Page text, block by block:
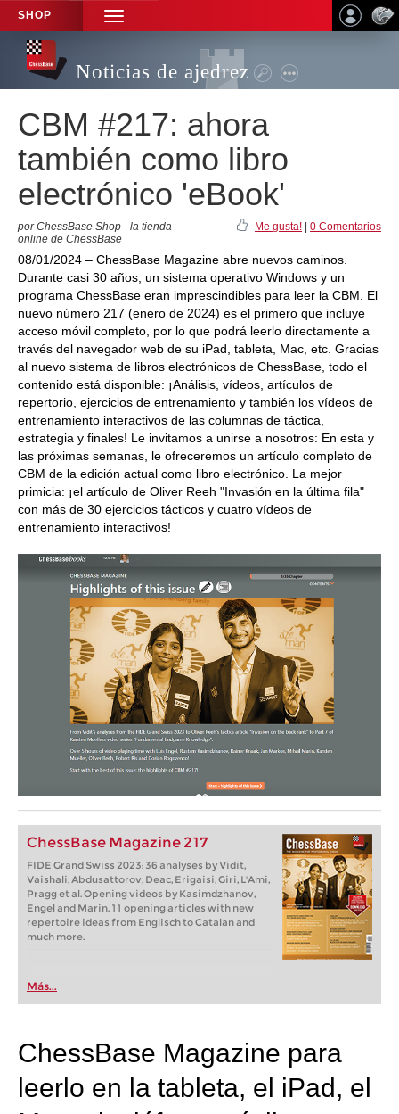
SHOP
TOGGLE
NAVIGATION
Noticias de ajedrez
CBM #217: ahora
también como libro
electrónico 'eBook'
por ChessBase Shop - la tienda
online de ChessBase
Me gusta! 0 Comentarios
08/01/2024 – ChessBase Magazine abre nuevos caminos.
Durante casi 30 años, un sistema operativo Windows y un
programa ChessBase eran imprescindibles para leer la CBM. El
nuevo número 217 (enero de 2024) es el primero que incluye
acceso móvil completo, por lo que podrá leerlo directamente a
través del navegador web de su iPad, tableta, Mac, etc. Gracias
al nuevo sistema de libros electrónicos de ChessBase, todo el
contenido está disponible: ¡Análisis, vídeos, artículos de
repertorio, ejercicios de entrenamiento y también los vídeos de
entrenamiento interactivos de las columnas de táctica,
estrategia y finales! Le invitamos a unirse a nosotros: En esta y
las próximas semanas, le ofreceremos un artículo completo de
CBM de la edición actual como libro electrónico. La mejor
primicia: ¡el artículo de Oliver Reeh "Invasión en la última fila"
con más de 30 ejercicios tácticos y cuatro vídeos de
entrenamiento interactivos!
ChessBase Magazine 217
FIDE Grand Swiss 2023: 36 analyses by Vidit,
Vaishali, Abdusattorov, Deac, Erigaisi, Giri, L'Ami,
Pragg et al. Opening videos by Kasimdzhanov,
Engel and Marin. 11 opening articles with new
repertoire ideas from Englisch to Catalan and
much more.
Más...
ChessBase Magazine para
leerlo en la tableta, el iPad, el